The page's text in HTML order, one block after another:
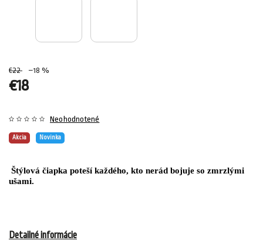
€22 –18 %
€18
Akcia Novinka
Neohodnotené
Štýlová čiapka poteší každého, kto nerád bojuje so zmrzlými
ušami.
Detailné informácie